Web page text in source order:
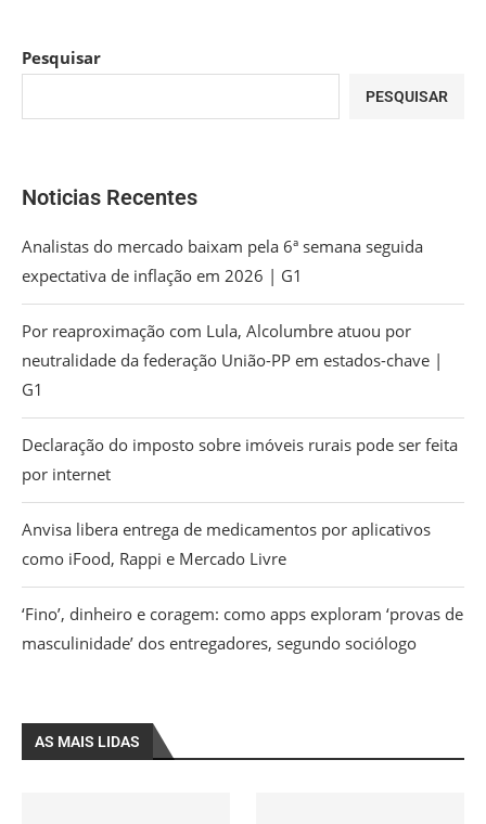
Pesquisar
PESQUISAR
Noticias Recentes
Analistas do mercado baixam pela 6ª semana seguida
expectativa de inflação em 2026 | G1
Por reaproximação com Lula, Alcolumbre atuou por
neutralidade da federação União-PP em estados-chave |
G1
Declaração do imposto sobre imóveis rurais pode ser feita
por internet
Anvisa libera entrega de medicamentos por aplicativos
como iFood, Rappi e Mercado Livre
‘Fino’, dinheiro e coragem: como apps exploram ‘provas de
masculinidade’ dos entregadores, segundo sociólogo
AS MAIS LIDAS